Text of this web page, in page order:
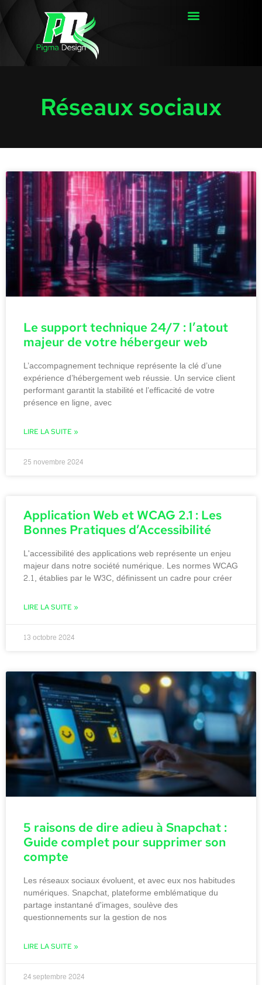
Réseaux sociaux
Le support technique 24/7 : l’atout
majeur de votre hébergeur web
L’accompagnement technique représente la clé d’une
expérience d’hébergement web réussie. Un service client
performant garantit la stabilité et l’efficacité de votre
présence en ligne, avec
LIRE LA SUITE »
25 novembre 2024
Application Web et WCAG 2.1 : Les
Bonnes Pratiques d’Accessibilité
L'accessibilité des applications web représente un enjeu
majeur dans notre société numérique. Les normes WCAG
2.1, établies par le W3C, définissent un cadre pour créer
LIRE LA SUITE »
13 octobre 2024
5 raisons de dire adieu à Snapchat :
Guide complet pour supprimer son
compte
Les réseaux sociaux évoluent, et avec eux nos habitudes
numériques. Snapchat, plateforme emblématique du
partage instantané d'images, soulève des
questionnements sur la gestion de nos
LIRE LA SUITE »
24 septembre 2024